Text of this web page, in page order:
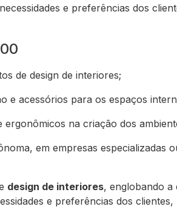
e preferências dos
de design de interiores;
e acessórios para os espaços
na criação dos
em empresas especializadas
design de interiores, englobando a
e preferências dos clientes,